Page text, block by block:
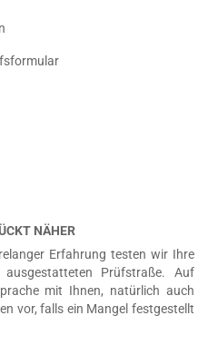
NÄHER
Erfahrung testen wir Ihre
Prüfstraße. Auf
mit Ihnen, natürlich auch
vor, falls ein Mangel festgestellt